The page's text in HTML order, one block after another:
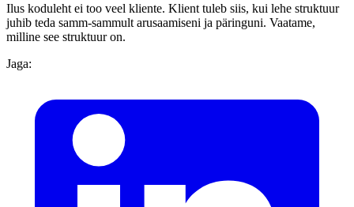
Ilus koduleht ei too veel kliente. Klient tuleb siis, kui lehe struktuur
juhib teda samm-sammult arusaamiseni ja päringuni. Vaatame,
milline see struktuur on.
Jaga: